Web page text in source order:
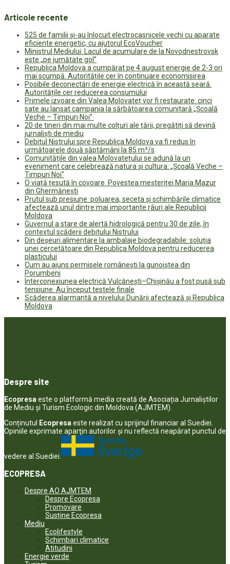
Articole recente
525 de familii și-au înlocuit electrocasnicele vechi cu aparate
eficiente energetic, cu ajutorul EcoVoucher
Ministrul Mediului: Lacul de acumulare de la Novodnestrovsk
este „pe jumătate gol”
Republica Moldova a cumpărat pe 4 august energie de 2-3 ori
mai scumpă. Autoritățile cer în continuare economisirea
Posibile deconectări de energie electrică în această seară.
Autoritățile cer reducerea consumului
Primele izvoare din Valea Molovateț vor fi restaurate: cinci
sate au lansat campania la sărbătoarea comunitară „Școală
Veche – Timpuri Noi”
20 de tineri din mai multe colțuri ale țării, pregătiți să devină
jurnaliști de mediu
Debitul Nistrului spre Republica Moldova va fi redus în
următoarele două săptămâni la 85 m³/s
Comunitățile din valea Molovatețului se adună la un
eveniment care celebrează natura și cultura: „Școală Veche –
Timpuri Noi”
O viață țesută în covoare. Povestea meșteriței Maria Mazur
din Ghermănești
Prutul sub presiune: poluarea, seceta și schimbările climatice
afectează unul dintre mai importante râuri ale Republicii
Moldova
Guvernul a stare de alertă hidrologică pentru 30 de zile, în
contextul scăderii debitului Nistrului
Din deșeuri alimentare la ambalaje biodegradabile: soluția
unei cercetătoare din Republica Moldova pentru reducerea
plasticului
Cum au ajuns permisele românești la gunoiștea din
Porumbeni
Interconexiunea electrică Vulcănești–Chișinău a fost pusă sub
tensiune. Au început testele finale
Scăderea alarmantă a nivelului Dunării afectează și Republica
Moldova
Despre site
Ecopresa este o platformă media creată de Asociația Jurnaliștilor
de Mediu și Turism Ecologic din Moldova (AJMTEM).
Conținutul Ecopresa este realizat cu sprijinul financiar al Suediei.
Opiniile exprimate aparţin autorilor şi nu reflectă neapărat punctul de
vedere al Suediei.
ECOPRESA
Despre AO AJMTEM
Despre Ecopresa
Promovare
Susține Ecopresa
Mediu
Ecolifestyle
Schimbari climatice
Atitudini
Energie verde